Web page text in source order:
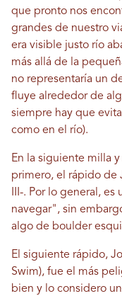
que pronto nos
grandes de nuestro
era visible justo río
más allá de la
no representaría un
fluye alrededor de
siempre hay que
como en el río).
En la siguiente milla
primero, el rápido de
III-. Por lo general,
navegar", sin
algo de boulder
El siguiente rápido,
Swim), fue el más
bien y lo considero